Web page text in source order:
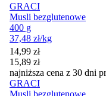
GRACI
Musli bezglutenowe
400 g
37,48 zł/kg
Cena promocyjna
14,99 zł
15,89 zł
najniższa cena z 30 dni
GRACI
Musli bezglutenowe